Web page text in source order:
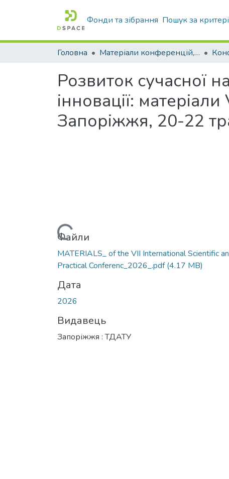
Фонди та зібрання Пошук за
Головна Матеріали конференцій, збірники ТДАТУ
Розвиток сучасної
інновації:
Запоріжжя, 20-22
Вантажиться...
Файли
MATERIALS_ of the VІІ International Scientific
Practical Conferenc_2026_.pdf(4.17 MB)
Дата
2026
Видавець
Запоріжжя : ТДАТУ